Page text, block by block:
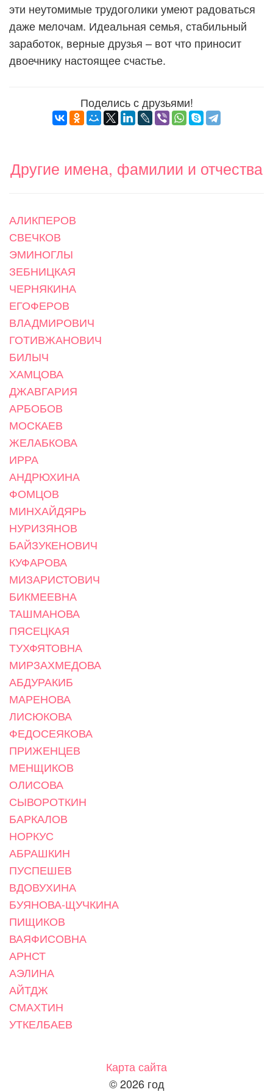
эти неутомимые трудоголики умеют радоваться
даже мелочам. Идеальная семья, стабильный
заработок, верные друзья – вот что приносит
двоечнику настоящее счастье.
Поделись с друзьями!
Другие имена, фамилии и отчества
АЛИКПЕРОВ
СВЕЧКОВ
ЭМИНОГЛЫ
ЗЕБНИЦКАЯ
ЧЕРНЯКИНА
ЕГОФЕРОВ
ВЛАДМИРОВИЧ
ГОТИВЖАНОВИЧ
БИЛЫЧ
ХАМЦОВА
ДЖАВГАРИЯ
АРБОБОВ
МОСКАЕВ
ЖЕЛАБКОВА
ИРРА
АНДРЮХИНА
ФОМЦОВ
МИНХАЙДЯРЬ
НУРИЗЯНОВ
БАЙЗУКЕНОВИЧ
КУФАРОВА
МИЗАРИСТОВИЧ
БИКМЕЕВНА
ТАШМАНОВА
ПЯСЕЦКАЯ
ТУХФЯТОВНА
МИРЗАХМЕДОВА
АБДУРАКИБ
МАРЕНОВА
ЛИСЮКОВА
ФЕДОСЕЯКОВА
ПРИЖЕНЦЕВ
МЕНЩИКОВ
ОЛИСОВА
СЫВОРОТКИН
БАРКАЛОВ
НОРКУС
АБРАШКИН
ПУСПЕШЕВ
ВДОВУХИНА
БУЯНОВА-ЩУЧКИНА
ПИЩИКОВ
ВАЯФИСОВНА
АРНСТ
АЭЛИНА
АЙТДЖ
СМАХТИН
УТКЕЛБАЕВ
Карта сайта
©2026 год